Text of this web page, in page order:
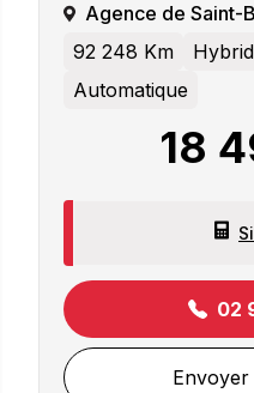
Agence de Saint-
92 248 Km
Automatique
18
02
Envoyer